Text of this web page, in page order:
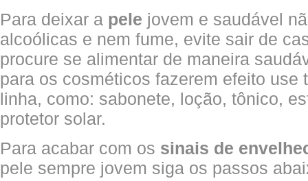
Para deixar a pele jovem e saudável
alcoólicas e nem fume, evite sair de
procure se alimentar de maneira
para os cosméticos fazerem efeito use
linha, como: sabonete, loção, tônico,
protetor solar.
Para acabar com os sinais de
pele sempre jovem siga os passos